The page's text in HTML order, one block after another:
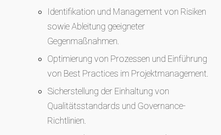
Identifikation und Management von Risiken
sowie Ableitung geeigneter
Gegenmaßnahmen.
Optimierung von Prozessen und Einführung
von Best Practices im Projektmanagement.
Sicherstellung der Einhaltung von
Qualitätsstandards und Governance-
Richtlinien.